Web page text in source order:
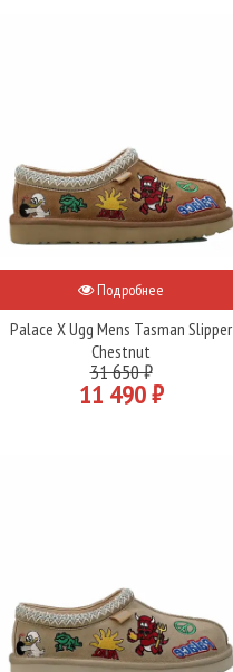
Подробнее
Palace X Ugg Mens Tasman Slipper
Chestnut
31 650 ₽
11 490 ₽